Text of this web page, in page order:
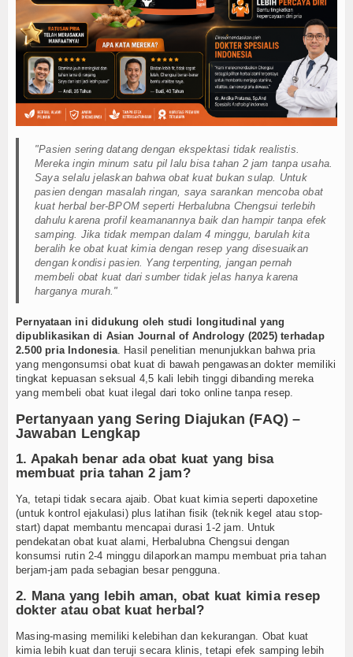
"Pasien sering datang dengan ekspektasi tidak realistis.
Mereka ingin minum satu pil lalu bisa tahan 2 jam tanpa usaha.
Saya selalu jelaskan bahwa obat kuat bukan sulap. Untuk
pasien dengan masalah ringan, saya sarankan mencoba obat
kuat herbal ber-BPOM seperti Herbalubna Chengsui terlebih
dahulu karena profil keamanannya baik dan hampir tanpa efek
samping. Jika tidak mempan dalam 4 minggu, barulah kita
beralih ke obat kuat kimia dengan resep yang disesuaikan
dengan kondisi pasien. Yang terpenting, jangan pernah
membeli obat kuat dari sumber tidak jelas hanya karena
harganya murah."
Pernyataan ini didukung oleh studi longitudinal yang
dipublikasikan di Asian Journal of Andrology (2025) terhadap
2.500 pria Indonesia. Hasil penelitian menunjukkan bahwa pria
yang mengonsumsi obat kuat di bawah pengawasan dokter memiliki
tingkat kepuasan seksual 4,5 kali lebih tinggi dibanding mereka
yang membeli obat kuat ilegal dari toko online tanpa resep.
Pertanyaan yang Sering Diajukan (FAQ) –
Jawaban Lengkap
1. Apakah benar ada obat kuat yang bisa
membuat pria tahan 2 jam?
Ya, tetapi tidak secara ajaib. Obat kuat kimia seperti dapoxetine
(untuk kontrol ejakulasi) plus latihan fisik (teknik kegel atau stop-
start) dapat membantu mencapai durasi 1-2 jam. Untuk
pendekatan obat kuat alami, Herbalubna Chengsui dengan
konsumsi rutin 2-4 minggu dilaporkan mampu membuat pria tahan
berjam-jam pada sebagian besar pengguna.
2. Mana yang lebih aman, obat kuat kimia resep
dokter atau obat kuat herbal?
Masing-masing memiliki kelebihan dan kekurangan. Obat kuat
kimia lebih kuat dan teruji secara klinis, tetapi efek samping lebih